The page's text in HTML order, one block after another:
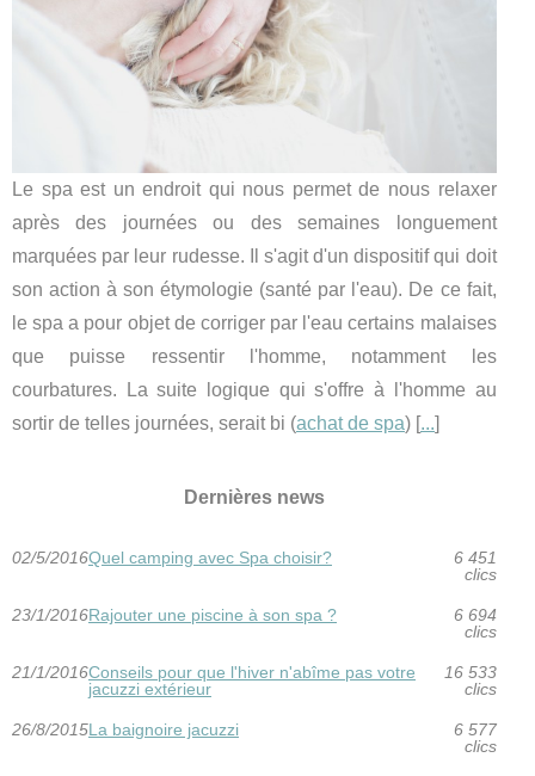
Le spa est un endroit qui nous permet de nous relaxer
après des journées ou des semaines longuement
marquées par leur rudesse. Il s'agit d'un dispositif qui doit
son action à son étymologie (santé par l'eau). De ce fait,
le spa a pour objet de corriger par l'eau certains malaises
que puisse ressentir l'homme, notamment les
courbatures. La suite logique qui s'offre à l'homme au
sortir de telles journées, serait bi (achat de spa) [...]
Dernières news
02/5/2016Quel camping avec Spa choisir?
6 451
clics
23/1/2016Rajouter une piscine à son spa ?
6 694
clics
21/1/2016Conseils pour que l'hiver n'abîme pas votre
jacuzzi extérieur
16 533
clics
26/8/2015La baignoire jacuzzi
6 577
clics